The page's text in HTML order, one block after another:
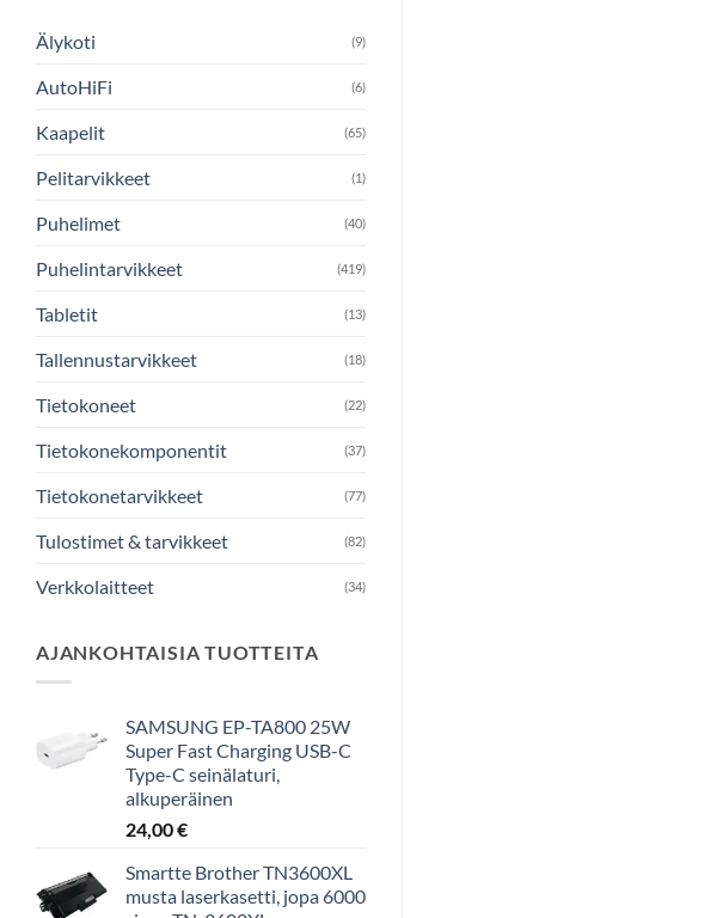
Älykoti (9)
AutoHiFi (6)
Kaapelit (65)
Pelitarvikkeet (1)
Puhelimet (40)
Puhelintarvikkeet (419)
Tabletit (13)
Tallennustarvikkeet (18)
Tietokoneet (22)
Tietokonekomponentit (37)
Tietokonetarvikkeet (77)
Tulostimet & tarvikkeet (82)
Verkkolaitteet (34)
AJANKOHTAISIA TUOTTEITA
SAMSUNG EP-TA800 25W
Super Fast Charging USB-C
Type-C seinälaturi,
alkuperäinen
24,00€
Smartte Brother TN3600XL
musta laserkasetti, jopa 6000